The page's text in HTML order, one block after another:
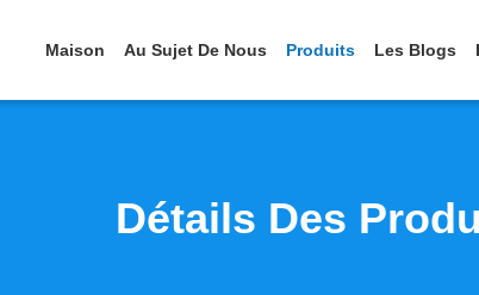
Maison Au Sujet De Nous Produits Les Blogs
Détails Des